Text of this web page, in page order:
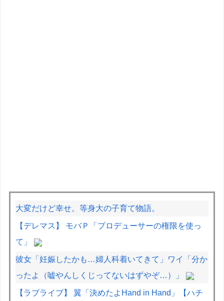
大変だけど幸せ。等身大の子育て物語。
【デレマス】 モバＰ「プロデューサーの権限を使っ
て」
彼女「妊娠したかも…婦人科着いてきて」ワイ「分か
ったよ（嘘やんしくじってないはずやぞ…）」
【ラブライブ】 翼「決めたよHand in Hand」【ハチ